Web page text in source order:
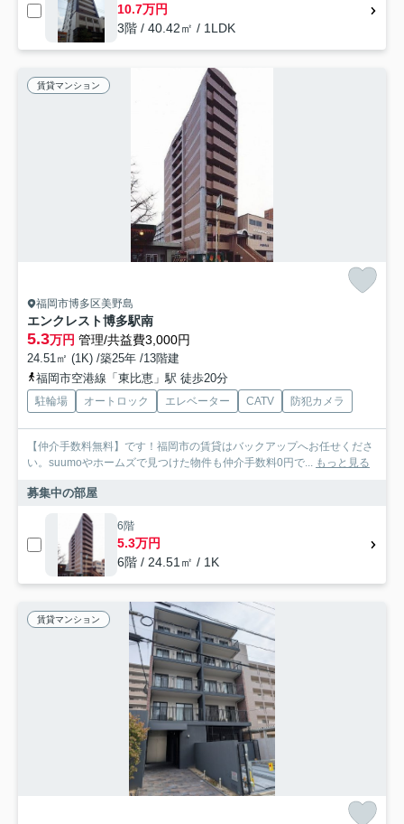
10.7万円
3階 / 40.42㎡ / 1LDK
賃貸マンション
福岡市博多区美野島
エンクレスト博多駅南
5.3万円 管理/共益費3,000円
24.51㎡ (1K) /築25年 /13階建
福岡市空港線「東比恵」駅 徒歩20分
駐輪場 オートロック エレベーター CATV 防犯カメラ
【仲介手数料無料】です！福岡市の賃貸はバックアップへお任せくださ
い。suumoやホームズで見つけた物件も仲介手数料0円で... もっと見る
募集中の部屋
6階
5.3万円
6階 / 24.51㎡ / 1K
賃貸マンション